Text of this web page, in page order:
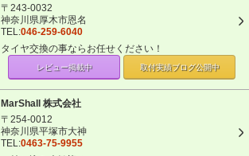
〒243-0032
神奈川県厚木市恩名
TEL:046-259-6040
タイヤ交換の事ならお任せください！
レビュー掲載中 取付実績ブログ公開中
MarShall 株式会社
〒254-0012
神奈川県平塚市大神
TEL:0463-75-9955